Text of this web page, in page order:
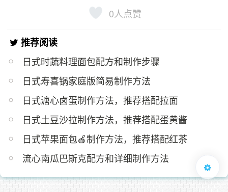
0人点赞
推荐阅读
日式时蔬料理面包配方和制作步骤
日式寿喜锅家庭版简易制作方法
日式溏心卤蛋制作方法，推荐搭配拉面
日式土豆沙拉制作方法，推荐搭配蛋黄酱
日式苹果面包🍎制作方法，推荐搭配红茶
流心南瓜巴斯克配方和详细制作方法